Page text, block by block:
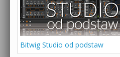
Bitwig Studio od podstaw